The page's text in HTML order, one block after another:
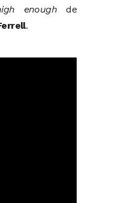
enoughde
.